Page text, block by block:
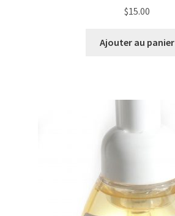
$15.00
Ajouter au panier